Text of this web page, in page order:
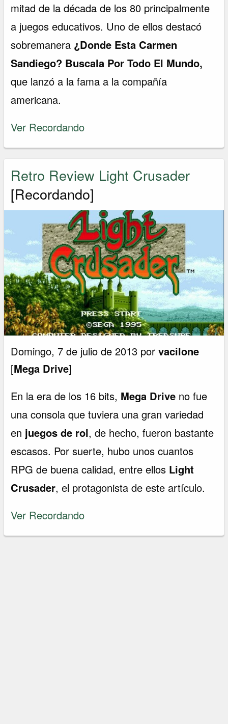
mitad de la década de los 80 principalmente
a juegos educativos. Uno de ellos destacó
sobremanera ¿Donde Esta Carmen
Sandiego? Buscala Por Todo El Mundo,
que lanzó a la fama a la compañía
americana.
Ver Recordando
Retro Review Light Crusader
[Recordando]
Domingo, 7 de julio de 2013 porvacilone
[Mega Drive]
En la era de los 16 bits, Mega Drive no fue
una consola que tuviera una gran variedad
en juegos de rol, de hecho, fueron bastante
escasos. Por suerte, hubo unos cuantos
RPG de buena calidad, entre ellos Light
Crusader, el protagonista de este artículo.
Ver Recordando